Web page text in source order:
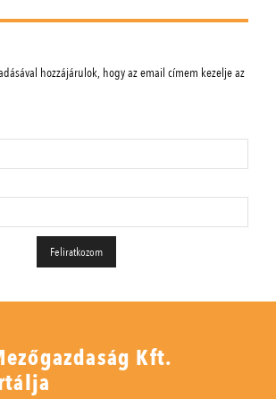
hozzájárulok, hogy az email címem kezelje az
Kft.